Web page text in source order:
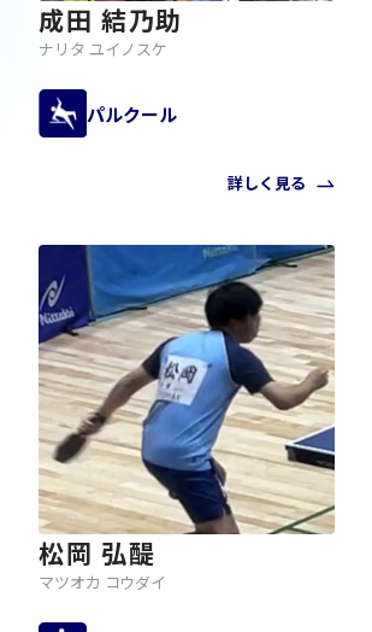
成田 結乃助
ナリタ ユイノスケ
パルクール
詳しく見る
松岡 弘醍
マツオカ コウダイ